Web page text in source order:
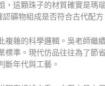
這顆珠子的材質確實是瑪
礦物組成是否符合古代配方
雜的科學邏輯。吳老師繼
準。現代仿品往往為了節
斷年代與工藝。